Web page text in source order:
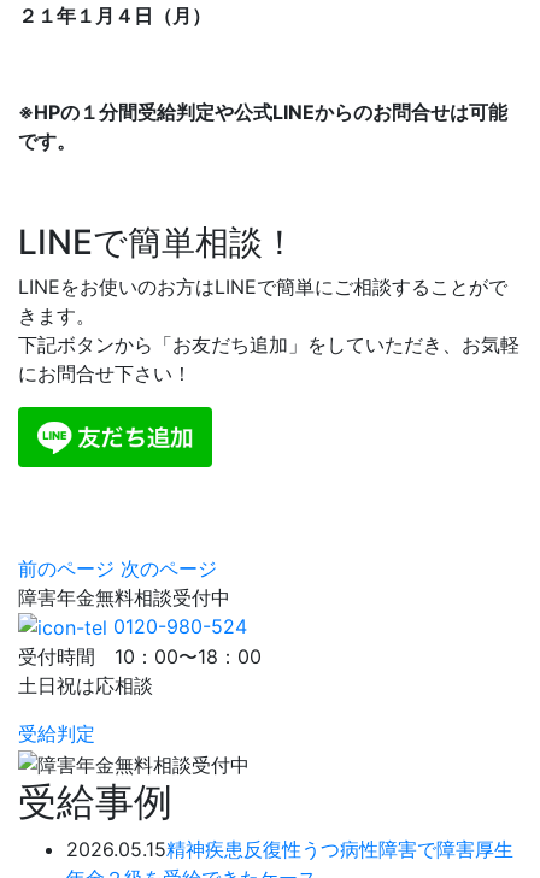
２１年１月４日（月）
※HPの１分間受給判定や公式LINEからのお問合せは可能
です。
LINEで簡単相談！
LINEをお使いのお方はLINEで簡単にご相談することがで
きます。
下記ボタンから「お友だち追加」をしていただき、お気軽
にお問合せ下さい！
前のページ 次のページ
障害年金無料相談受付中
0120-980-524
受付時間 10：00〜18：00
土日祝は応相談
受給判定
受給事例
2026.05.15精神疾患反復性うつ病性障害で障害厚生